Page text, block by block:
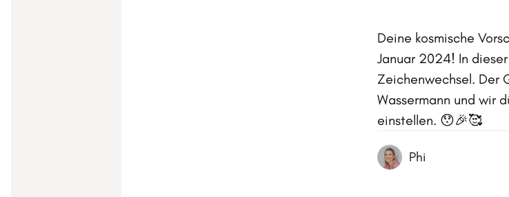
Deine kosmische
Januar 2024! In
Zeichenwechsel. Der
Wassermann und wir
einstellen. 😯🎉🥰
Phi